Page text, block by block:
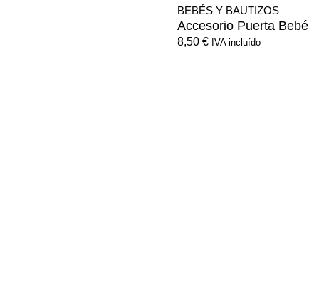
BEBÉS Y BAUTIZOS
Accesorio Puerta Bebé
8,50 € IVA incluído